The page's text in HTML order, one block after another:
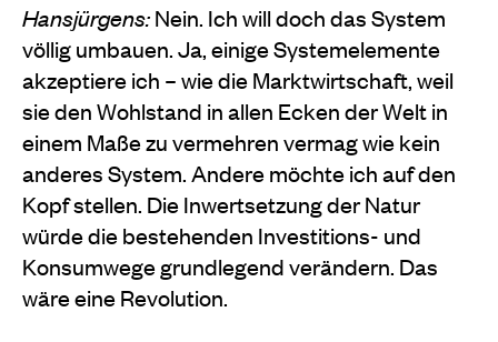
Hansjürgens:Nein. Ich will doch das System
völlig umbauen. Ja, einige Systemelemente
akzeptiere ich – wie die Marktwirtschaft, weil
sie den Wohlstand in allen Ecken der Welt in
einem Maße zu vermehren vermag wie kein
anderes System. Andere möchte ich auf den
Kopf stellen. Die Inwertsetzung der Natur
würde die bestehenden Investitions- und
Konsumwege grundlegend verändern. Das
wäre eine Revolution.